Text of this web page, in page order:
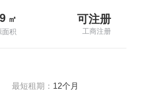
㎡
面积
可注册
工商注册
最短租期： 12个月